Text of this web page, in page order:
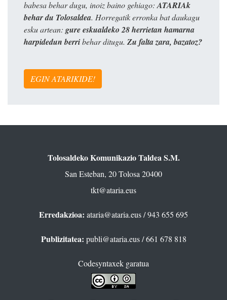
babesa behar dugu, inoiz baino gehiago:ATARIAk
behar du Tolosaldea. Horregatik erronka bat daukagu
esku artean: gure eskualdeko 28 herrietan hamarna
harpidedun berribehar ditugu. Zu falta zara, bazatoz?
EGIN ATARIKIDE!
Tolosaldeko Komunikazio Taldea S.M.
San Esteban, 20 Tolosa 20400
tkt@ataria.eus
Erredakzioa: ataria@ataria.eus/ 943 655 695
Publizitatea: publi@ataria.eus/ 661 678 818
Codesyntaxek garatua